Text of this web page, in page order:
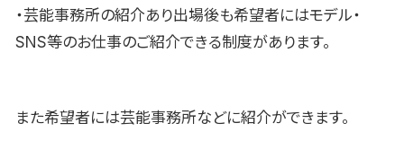
・芸能事務所の紹介あり出場後も希望者にはモデル・
SNS等のお仕事のご紹介できる制度があります。
また希望者には芸能事務所などに紹介ができます。